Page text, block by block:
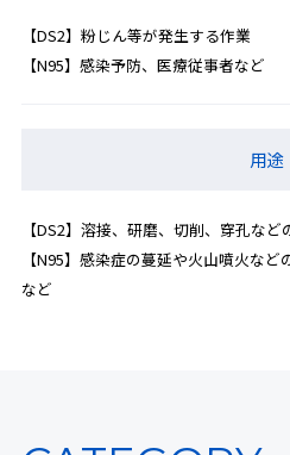
【DS2】粉じん等が発生する作業
【N95】感染予防、医療従事者など
用途
【DS2】溶接、研磨、切削、穿孔など
【N95】感染症の蔓延や火山噴火など
など